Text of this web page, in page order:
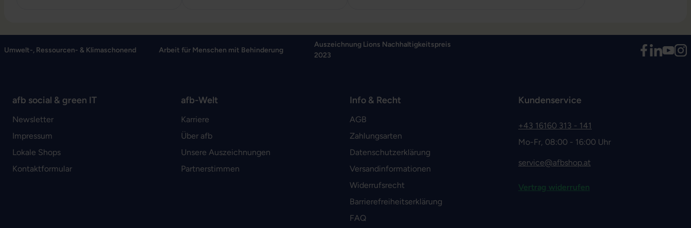
Umwelt-, Ressourcen- & Klimaschonend Arbeit für Menschen mit Behinderung
Auszeichnung Lions Nachhaltigkeitspreis
2023
afb social & green IT
Newsletter
Impressum
Lokale Shops
Kontaktformular
afb-Welt
Karriere
Über afb
Unsere Auszeichnungen
Partnerstimmen
Info & Recht
AGB
Zahlungsarten
Datenschutzerklärung
Versandinformationen
Widerrufsrecht
Barrierefreiheitserklärung
FAQ
Kundenservice
+43 16160 313 - 141
Mo-Fr, 08:00 - 16:00 Uhr
service@afbshop.at
Vertrag widerrufen